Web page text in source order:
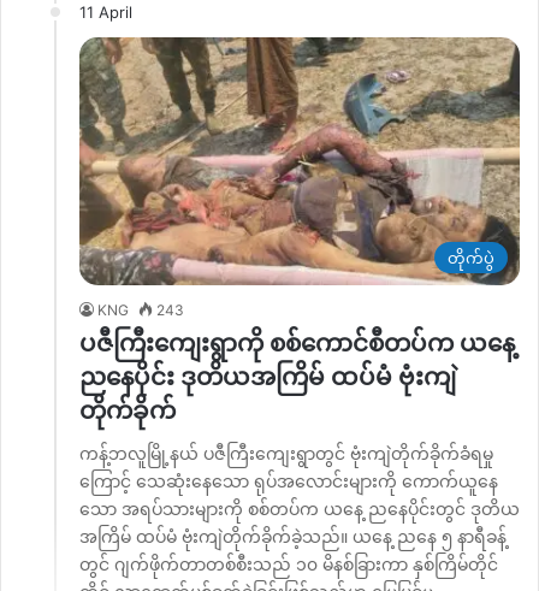
11 April
တိုက်ပွဲ
KNG 243
ပဇီကြီးကျေးရွာကို စစ်ကောင်စီတပ်က ယနေ့
ညနေပိုင်း ဒုတိယအကြိမ် ထပ်မံ ဗုံးကျဲ
တိုက်ခိုက်
ကန့်ဘလူမြို့နယ် ပဇီကြီးကျေးရွာတွင် ဗုံးကျဲတိုက်ခိုက်ခံရမှု
ကြောင့် သေဆုံးနေသော ရုပ်အလောင်းများကို ကောက်ယူနေ
သော အရပ်သားများကို စစ်တပ်က ယနေ့ ညနေပိုင်းတွင် ဒုတိယ
အကြိမ် ထပ်မံ ဗုံးကျဲတိုက်ခိုက်ခဲ့သည်။ ယနေ့ ညနေ ၅ နာရီခန့်
တွင် ဂျက်ဖိုက်တာတစ်စီးသည် ၁၀ မိနစ်ခြားကာ နှစ်ကြိမ်တိုင်